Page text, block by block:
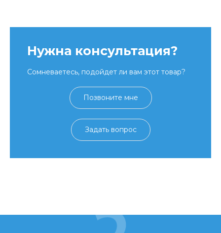
Нужна консультация?
Сомневаетесь, подойдет ли вам этот товар?
Позвоните мне
Задать вопрос